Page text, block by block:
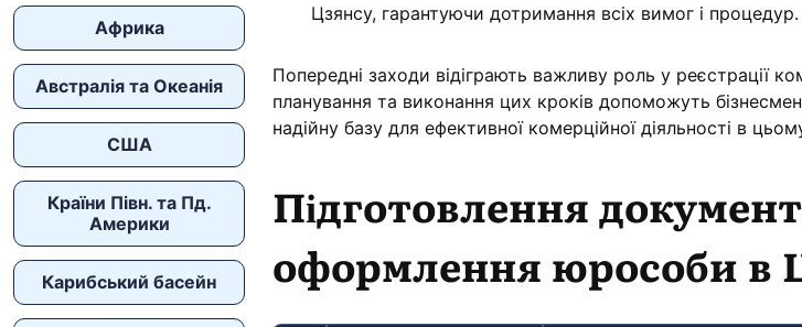
Африка
Австралія та Океанія
США
Країни Півн. та Пд.
Америки
Карибський басейн
Цзянсу, гарантуючи дотримання всіх вимог і процедур.
Попередні заходи відіграють важливу роль у реєстрації
планування та виконання цих кроків допоможуть
надійну базу для ефективної комерційної діяльності в
Підготовлення
оформлення юрособи в